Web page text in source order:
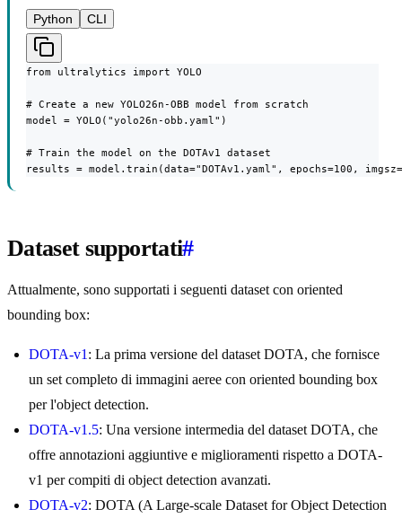
Python
CLI
from ultralytics import YOLO
# Create a new YOLO26n-OBB model from scratch
model = YOLO("yolo26n-obb.yaml")
# Train the model on the DOTAv1 dataset
results = model.train(data="DOTAv1.yaml", epochs=100,
Dataset supportati#
Attualmente, sono supportati i seguenti dataset con oriented
bounding box:
DOTA-v1 : La prima versione del dataset DOTA, che fornisce
un set completo di immagini aeree con oriented bounding box
per l'object detection.
DOTA-v1.5: Una versione intermedia del dataset DOTA, che
offre annotazioni aggiuntive e miglioramenti rispetto a DOTA-
v1 per compiti di object detection avanzati.
DOTA-v2: DOTA (A Large-scale Dataset for Object Detection